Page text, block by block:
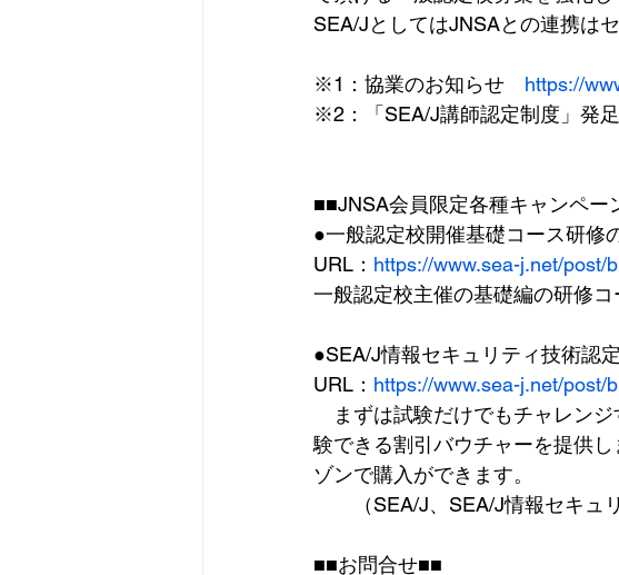
SEA/JとしてはJNSAとの連携は
※1：協業のお知らせ https://
※2：「SEA/J講師認定制度」発
■■JNSA会員限定各種キャンペー
●一般認定校開催基礎コース研修
URL： https://www.sea-j.net/post/
一般認定校主催の基礎編の研修
●SEA/J情報セキュリティ技術認
URL： https://www.sea-j.net/post/
まずは試験だけでもチャレンジ
験できる割引バウチャーを提供
ゾンで購入ができます。
（SEA/J、SEA/J情報セキュリ
■■お問合せ■■